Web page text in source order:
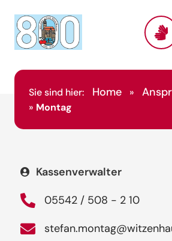
Sie sind hier: Home »
» Montag
Kassenverwalter
05542 / 508 - 2 10